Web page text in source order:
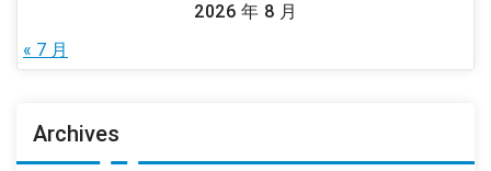
2026 年 8 月
« 7 月
Archives